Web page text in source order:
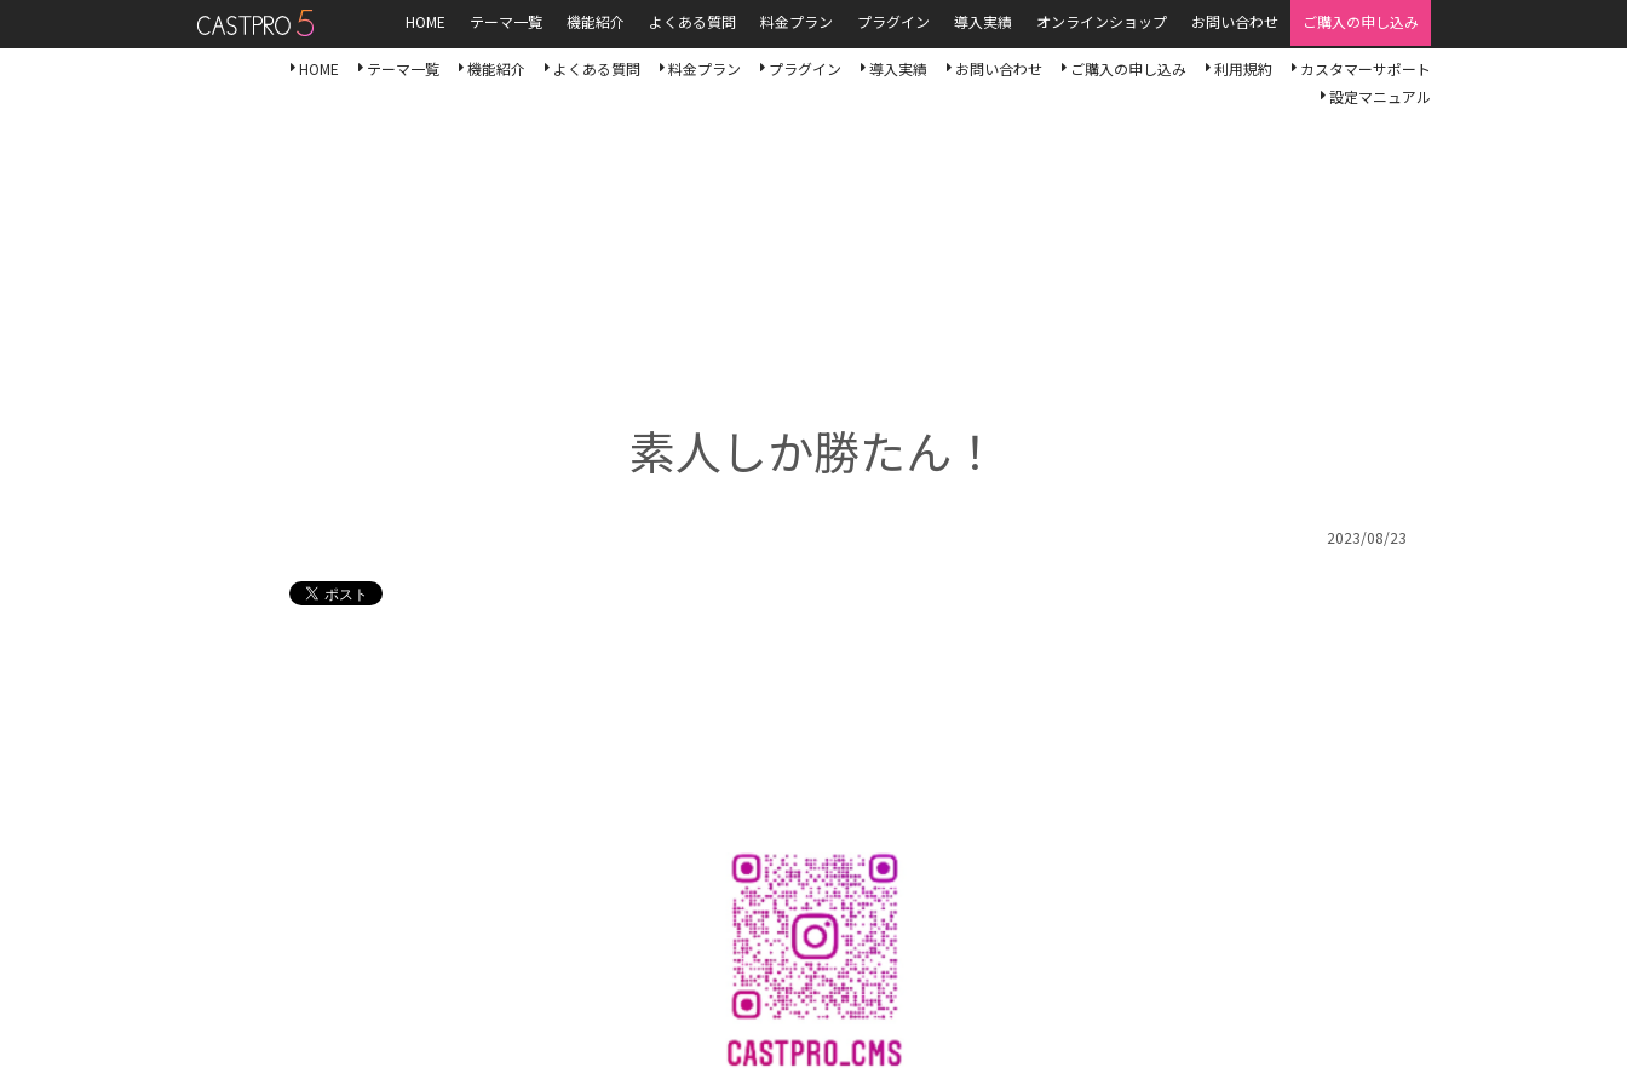
HOME テーマ一覧 機能紹介 よくある質問 料金プラン プラグイン 導入実績 オンラインショップ お問い合わせ ご購入の申し込み
HOME テーマ一覧 機能紹介 よくある質問 料金プラン プラグイン 導入実績 お問い合わせ ご購入の申し込み 利用規約
カスタマーサポート
設定マニュアル
素人しか勝たん！
2023/08/23